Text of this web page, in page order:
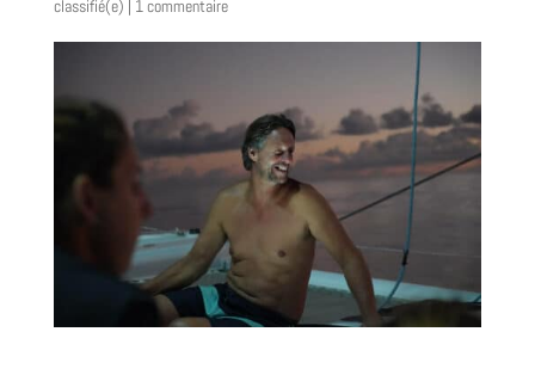
classifié(e) | 1 commentaire